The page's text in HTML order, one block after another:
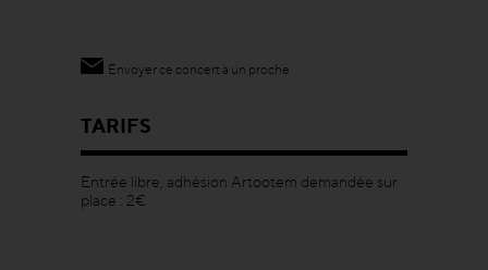
Envoyer ce concert à un proche
TARIFS
Entrée libre, adhésion Artootem demandée sur
place : 2€